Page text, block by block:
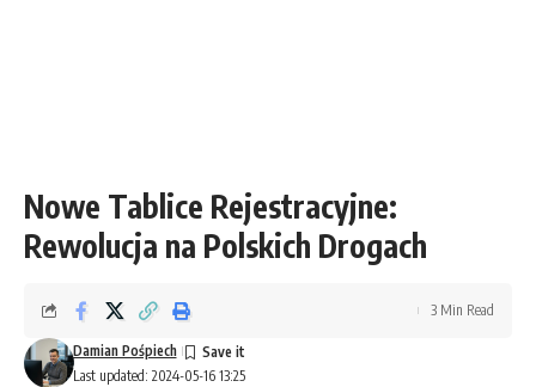
Nowe Tablice Rejestracyjne:
Rewolucja na Polskich Drogach
Last updated: 2024-05-16 13:25
Damian Pośpiech
3 Min Read